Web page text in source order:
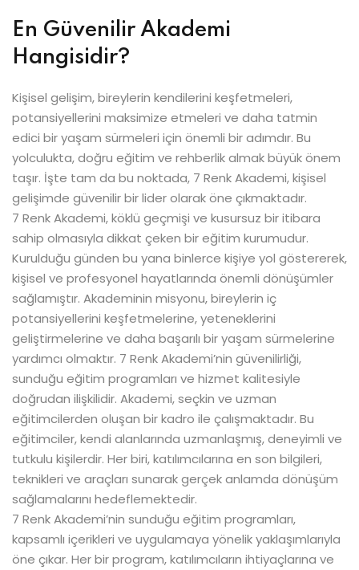
En Güvenilir Akademi
Hangisidir?
Kişisel gelişim, bireylerin kendilerini keşfetmeleri,
potansiyellerini maksimize etmeleri ve daha tatmin
edici bir yaşam sürmeleri için önemli bir adımdır. Bu
yolculukta, doğru eğitim ve rehberlik almak büyük önem
taşır. İşte tam da bu noktada, 7 Renk Akademi, kişisel
gelişimde güvenilir bir lider olarak öne çıkmaktadır.
7 Renk Akademi, köklü geçmişi ve kusursuz bir itibara
sahip olmasıyla dikkat çeken bir eğitim kurumudur.
Kurulduğu günden bu yana binlerce kişiye yol göstererek,
kişisel ve profesyonel hayatlarında önemli dönüşümler
sağlamıştır. Akademinin misyonu, bireylerin iç
potansiyellerini keşfetmelerine, yeteneklerini
geliştirmelerine ve daha başarılı bir yaşam sürmelerine
yardımcı olmaktır. 7 Renk Akademi’nin güvenilirliği,
sunduğu eğitim programları ve hizmet kalitesiyle
doğrudan ilişkilidir. Akademi, seçkin ve uzman
eğitimcilerden oluşan bir kadro ile çalışmaktadır. Bu
eğitimciler, kendi alanlarında uzmanlaşmış, deneyimli ve
tutkulu kişilerdir. Her biri, katılımcılarına en son bilgileri,
teknikleri ve araçları sunarak gerçek anlamda dönüşüm
sağlamalarını hedeflemektedir.
7 Renk Akademi’nin sunduğu eğitim programları,
kapsamlı içerikleri ve uygulamaya yönelik yaklaşımlarıyla
öne çıkar. Her bir program, katılımcıların ihtiyaçlarına ve